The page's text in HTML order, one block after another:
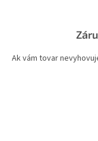
Ak vám tovar